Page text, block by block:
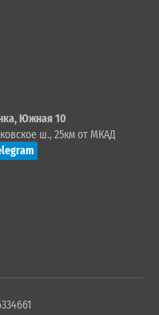
Южная 10
ш., 25км от МКАД